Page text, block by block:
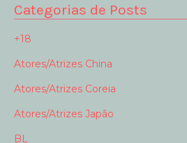
Categorias de Posts
+18
Atores/Atrizes China
Atores/Atrizes Coreia
Atores/Atrizes Japão
BL